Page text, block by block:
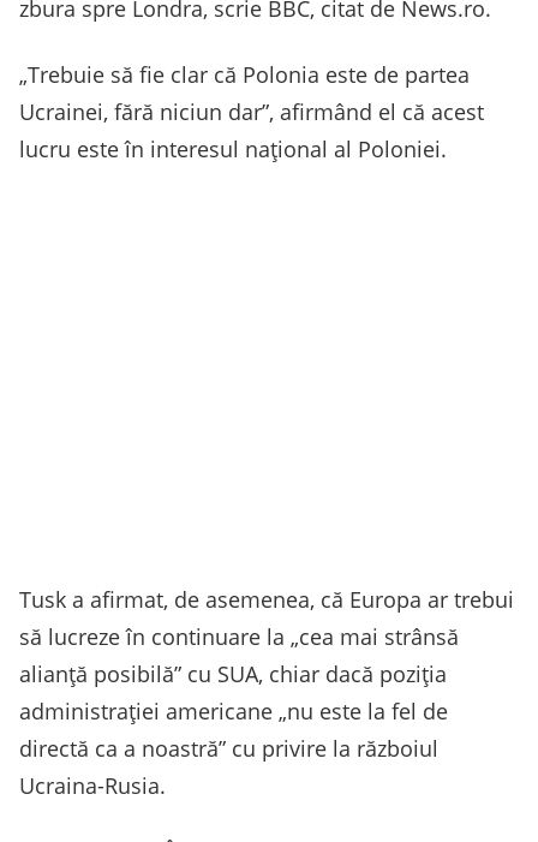
zbura spre Londra, scrie BBC, citat de News.ro.
„Trebuie să fie clar că Polonia este de partea
Ucrainei, fără niciun dar”, afirmând el că acest
lucru este în interesul naţional al Poloniei.
Tusk a afirmat, de asemenea, că Europa ar trebui
să lucreze în continuare la „cea mai strânsă
alianţă posibilă” cu SUA, chiar dacă poziţia
administraţiei americane „nu este la fel de
directă ca a noastră” cu privire la războiul
Ucraina-Rusia.